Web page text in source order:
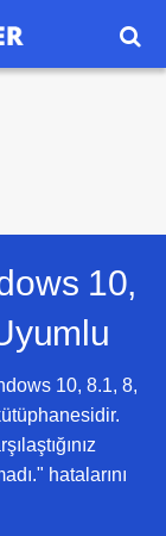

10,
10, 8.1, 8,
hatalarını